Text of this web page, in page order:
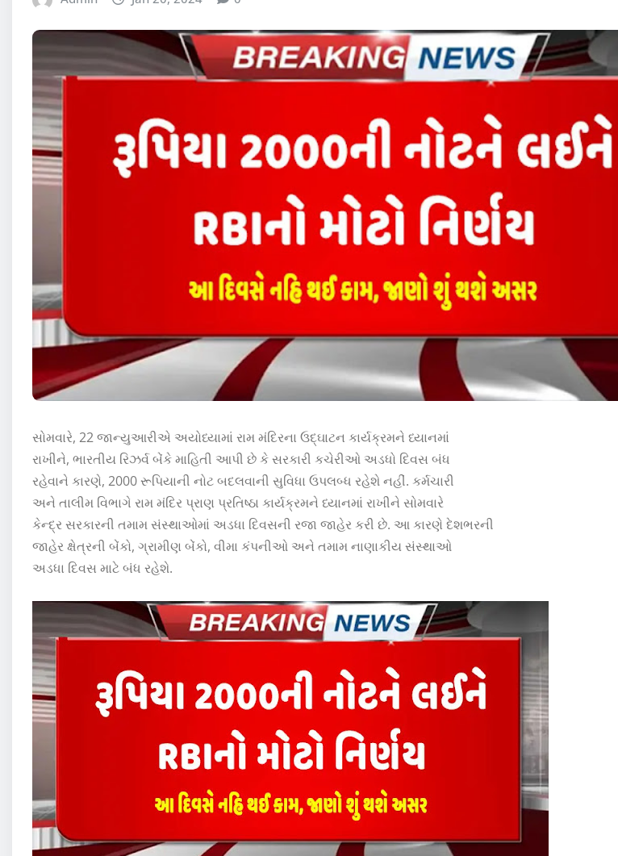
સોમવારે, 22 જાન્યુઆરીએ અયોધ્યામાં રામ મંદિરના ઉદ્ઘાટન કાર્યક્રમને ધ્યાનમાં
રાખીને, ભારતીય રિઝર્વ બેંકે માહિતી આપી છે કે સરકારી કચેરીઓ અડધો દિવસ બંધ
રહેવાને કારણે, 2000 રૂપિયાની નોટ બદલવાની સુવિધા ઉપલબ્ધ રહેશે નહીં. કર્મચારી
અને તાલીમ વિભાગે રામ મંદિર પ્રાણ પ્રતિષ્ઠા કાર્યક્રમને ધ્યાનમાં રાખીને સોમવારે
કેન્દ્ર સરકારની તમામ સંસ્થાઓમાં અડધા દિવસની રજા જાહેર કરી છે. આ કારણે દેશભરની
જાહેર ક્ષેત્રની બેંકો, ગ્રામીણ બેંકો, વીમા કંપનીઓ અને તમામ નાણાકીય સંસ્થાઓ
અડધા દિવસ માટે બંધ રહેશે.